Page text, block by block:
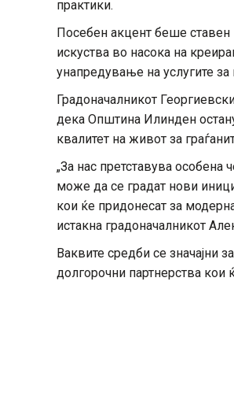
практики.
Посебен акцент беше
искуства во насока на
унапредување на услугите за
Градоначалникот
дека Општина Илинден
квалитет на живот за
„За нас претставува
може да се градат нови
кои ќе придонесат за
истакна градоначалникот
Ваквите средби се значајни
долгорочни партнерства